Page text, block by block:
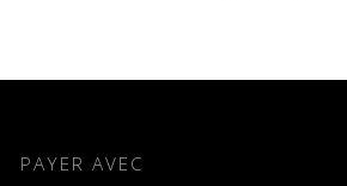
PAYER AVEC